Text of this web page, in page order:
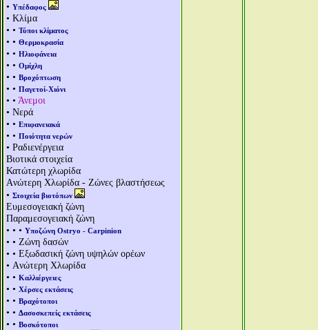
• Υπέδαφος
• Κλίμα
• • Τύποι κλίματος
• • Θερμοκρασία
• • Ηλιοφάνεια
• • Ομίχλη
• • Βροχόπτωση
• • Παγετοί-Χιόνι
• • Άνεμοι
• Νερά
• • Επιφανειακά
• • Ποιότητα νερών
• Ραδιενέργεια
Βιοτικά στοιχεία
Κατώτερη χλωρίδα
Aνώτερη Χλωρίδα - Ζώνες βλαστήσεως
• Στοιχεία βιοτόπων
Ευμεσογειακή ζώνη
Παραμεσογειακή ζώνη
• • • Υποζώνη Ostryo - Carpinion
• • Ζώνη δασών
• • Εξωδασική ζώνη υψηλών ορέων
• Aνώτερη Χλωρίδα
• • Καλλιέργειες
• • Χέρσες εκτάσεις
• • Βραχότοποι
• • Δασοσκεπείς εκτάσεις
• • Βοσκότοποι